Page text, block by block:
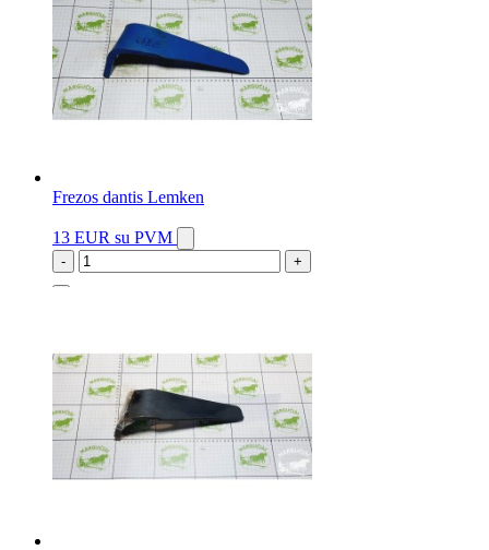
Frezos dantis Lemken
13 EUR su PVM
- +